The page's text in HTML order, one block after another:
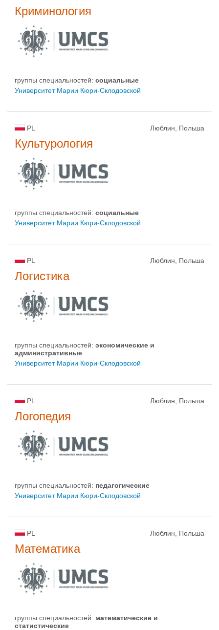
Криминология
группы специальностей: социальные
Университет Марии Кюри-Склодовской
PL Люблин, Польша
Культурология
группы специальностей: социальные
Университет Марии Кюри-Склодовской
PL Люблин, Польша
Логистика
группы специальностей: экономические и
административные
Университет Марии Кюри-Склодовской
PL Люблин, Польша
Логопедия
группы специальностей: педагогические
Университет Марии Кюри-Склодовской
PL Люблин, Польша
Математика
группы специальностей: математические и
статистические